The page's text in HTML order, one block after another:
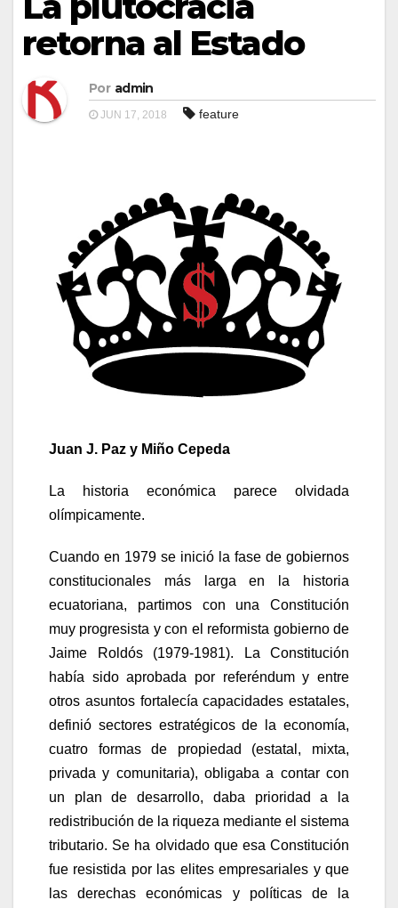
retorna al Estado
Por admin
JUN 17, 2018 feature
Juan J. Paz y Miño Cepeda
La historia económica parece olvidada
olímpicamente.
Cuando en 1979 se inició la fase de gobiernos
constitucionales más larga en la historia
ecuatoriana, partimos con una Constitución
muy progresista y con el reformista gobierno de
Jaime Roldós (1979-1981). La Constitución
había sido aprobada por referéndum y entre
otros asuntos fortalecía capacidades estatales,
definió sectores estratégicos de la economía,
cuatro formas de propiedad (estatal, mixta,
privada y comunitaria), obligaba a contar con
un plan de desarrollo, daba prioridad a la
redistribución de la riqueza mediante el sistema
tributario. Se ha olvidado que esa Constitución
fue resistida por las elites empresariales y que
las derechas económicas y políticas de la